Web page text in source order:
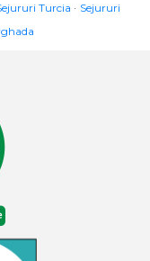
Turcia
Sejururi